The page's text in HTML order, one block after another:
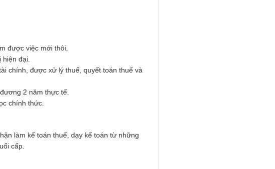
được việc mới thôi.
đại.
chính, được xử lý thuế, quyết toán thuế và
2 năm thực tế.
chính thức.
làm kế toán thuế, dạy kế toán từ những
cấp.